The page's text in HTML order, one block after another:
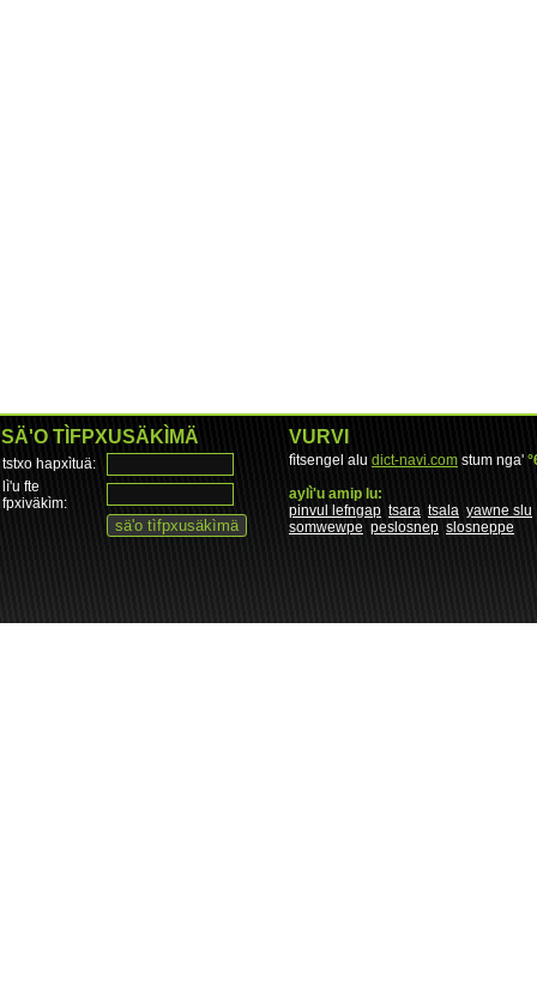
SÄ'O TÌFPXUSÄKÌMÄ
tstxo hapxìtuä:
lì'u fte
fpxiväkìm:
VURVI
fìtsengel alu dict-navi.com stum nga'
aylì'u amip lu:
pinvul lefngap tsara tsala yawne slu
somwewpe peslosnep slosneppe